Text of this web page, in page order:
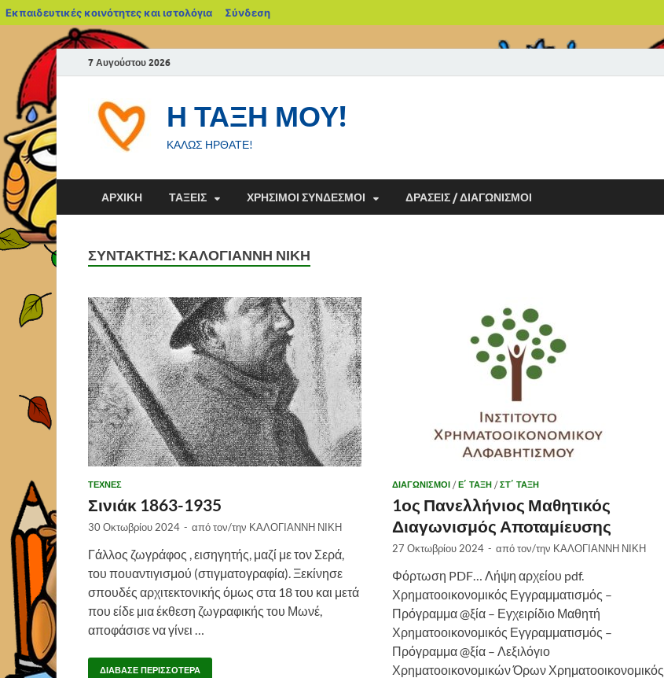
Εκπαιδευτικές κοινότητες και ιστολόγια Σύνδεση
7 Αυγούστου 2026
Η ΤΑΞΗ ΜΟΥ!
ΚΑΛΩΣ ΗΡΘΑΤΕ!
ΑΡΧΙΚΗ ΤΑΞΕΙΣ ΧΡΗΣΙΜΟΙ ΣΥΝΔΕΣΜΟΙ ΔΡΑΣΕΙΣ / ΔΙΑΓΩΝΙΣΜΟΙ
ΣΥΝΤΆΚΤΗΣ: ΚΑΛΟΓΙΑΝΝΗ ΝΙΚΗ
ΤΕΧΝΕΣ
Σινιάκ 1863-1935
30 Οκτωβρίου 2024 - από τον/την ΚΑΛΟΓΙΑΝΝΗ ΝΙΚΗ
Γάλλος ζωγράφος , εισηγητής, μαζί με τον Σερά,
του πουαντιγισμού (στιγματογραφία). Ξεκίνησε
σπουδές αρχιτεκτονικής όμως στα 18 του και μετά
που είδε μια έκθεση ζωγραφικής του Μωνέ,
αποφάσισε να γίνει …
ΔΙΆΒΑΣΕ ΠΕΡΙΣΣΌΤΕΡΑ
ΔΙΑΓΩΝΙΣΜΟΙ /Ε΄ ΤΑΞΗ /ΣΤ΄ ΤΑΞΗ
1ος Πανελλήνιος Μαθητικός
Διαγωνισμός Αποταμίευσης
27 Οκτωβρίου 2024 - από τον/την ΚΑΛΟΓΙΑΝΝΗ ΝΙΚΗ
Φόρτωση PDF… Λήψη αρχείου pdf.
Χρηματοοικονομικός Εγγραμματισμός –
Πρόγραμμα @ξία – Εγχειρίδιο Μαθητή
Χρηματοοικονομικός Εγγραμματισμός –
Πρόγραμμα @ξία – Λεξιλόγιο
Χρηματοοικονομικών Όρων Χρηματοοικονομικός